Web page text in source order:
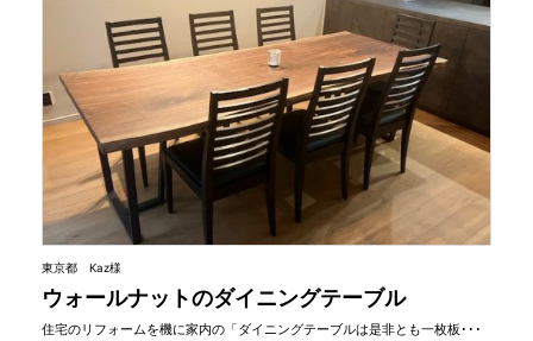
東京都 Kaz様
ウォールナットのダイニングテーブル
住宅のリフォームを機に家内の「ダイニングテーブルは是非とも一枚板･･･